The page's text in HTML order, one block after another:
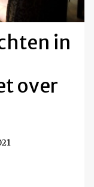
in
over